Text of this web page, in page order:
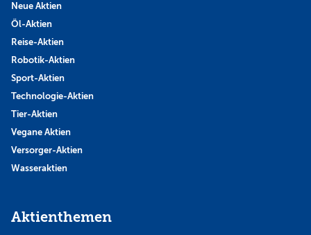
Neue Aktien
Öl-Aktien
Reise-Aktien
Robotik-Aktien
Sport-Aktien
Technologie-Aktien
Tier-Aktien
Vegane Aktien
Versorger-Aktien
Wasseraktien
Aktienthemen